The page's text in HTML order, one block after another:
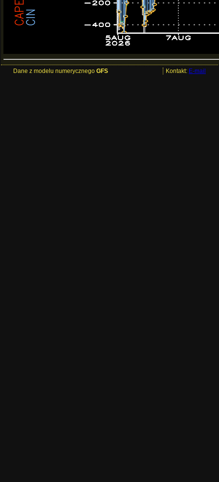
Dane z modelu numerycznego GFS Kontakt: E-mail